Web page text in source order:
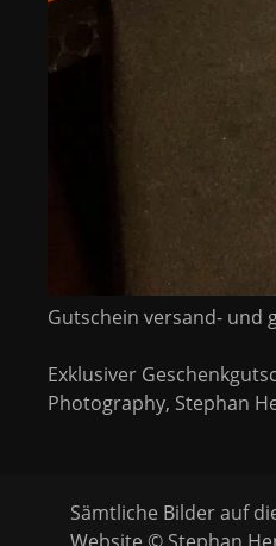
Gutschein versand- und
Exklusiver
Photography, Stephan
Sämtliche Bilder auf